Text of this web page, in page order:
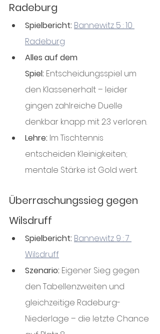
Radeburg
Spielbericht: Bannewitz 5 : 10
Radeburg
Alles auf dem
Spiel: Entscheidungsspiel um
den Klassenerhalt – leider
gingen zahlreiche Duelle
denkbar knapp mit 2:3 verloren.
Lehre: Im Tischtennis
entscheiden Kleinigkeiten;
mentale Stärke ist Gold wert.
Überraschungssieg gegen
Wilsdruff
Spielbericht: Bannewitz 9 : 7
Wilsdruff
Szenario: Eigener Sieg gegen
den Tabellenzweiten und
gleichzeitige Radeburg-
Niederlage – die letzte Chance